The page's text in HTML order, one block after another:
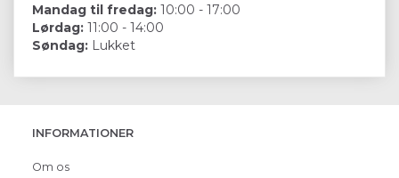
Mandag til fredag: 10:00 - 17:00
Lørdag: 11:00 - 14:00
Søndag: Lukket
INFORMATIONER
Om os